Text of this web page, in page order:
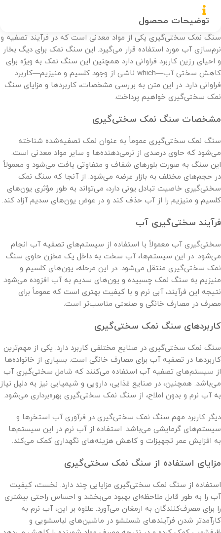
توضیحات محصول
سنگ نمک سختی‌گیری یکی از مواد معدنی است که در فرآیند تصفیه و
نرم‌سازی آب مورد استفاده قرار می‌گیرد. این سنگ نمک برای دیگ بخار
و احیای رزین کاربرد فراوانی دارد همچنین این سنگ نمک به ویژه برای
کاهش سختی آب—which ناشی از وجود کلسیم و منیزیم—کاربرد
فراوانی دارد. در این متن به بررسی مشخصات، کاربردها و مزایای سنگ
نمک سختی‌گیری خواهیم پرداخت.
مشخصات سنگ نمک سختی‌گیری
سنگ نمک سختی‌گیری عموماً به عنوان نمک تصفیه‌شده شناخته
می‌شود که حاوی درصدی از نرمی‌دهنده‌ها و سایر مواد معدنی است.
این سنگ به صورت بلورهای شفاف و متفاوتی یافت می‌شود و معمولاً
در حجم‌های مختلف به بازار عرضه می‌شود. از آنجا که سنگ نمک
سختی‌گیری خاصیت تبادل یونی دارد، می‌تواند به طور مؤثری یون‌های
کلسیم و منیزیم را از آب حذف کند و در عوض یون‌های سدیم آزاد کند.
فرآیند سختی‌گیری آب
سختی‌گیری آب معمولاً با استفاده از سیستم‌های تصفیه آب انجام
می‌شود. در این سیستم‌ها، آب سخت به داخل یک مخزن حاوی سنگ
نمک سختی‌گیری منتقل می‌شود. در این مرحله، یون‌های کلسیم و
منیزیم به سنگ نمک چسبیده و یون‌های سدیم به آب افزوده می‌شود.
نتیجه این فرآیند، آبی نرم و با کیفیت بهتری است که عموماً برای
مصرف در مصارف خانگی و صنعتی مناسب‌تر است.
کاربردهای سنگ نمک سختی‌گیری
سنگ نمک سختی‌گیری در صنایع مختلفی کاربرد دارد. یکی از مهم‌ترین
کاربردها در تصفیه آب برای مصارف خانگی است. بسیاری از خانواده‌ها
از سیستم‌های تصفیه آب استفاده می‌کنند که شامل سختی‌گیری آب
می‌باشد. همچنین، در صنایع غذایی، دارویی و شیمیایی نیز به دلیل نیاز
به آب نرم و بدون املاح، از سنگ نمک سختی‌گیری بهره‌برداری می‌شود.
دیگر کاربرد مهم سنگ نمک سختی‌گیری در فرآوری آب استخرها و
سیستم‌های گرمایشی می‌باشد. استفاده از آب نرم در این سیستم‌ها
به افزایش عمر تجهیزات و کاهش هزینه‌های نگهداری کمک می‌کند.
مزایای استفاده از سنگ نمک سختی‌گیری
استفاده از سنگ نمک سختی‌گیری مزایایی چند دارد. نخست، کیفیت
آب را به طور قابل ملاحظه‌ای بهبود می‌بخشد و احساس راحتی بیشتری
را برای مصرف‌کنندگان به ارمغان می‌آورد. علاوه بر این، آب نرم به
کارآمدتر شدن فرآیندهای شستشو در ماشین‌های لباسشویی و